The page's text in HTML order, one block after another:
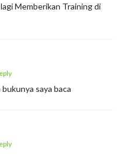
Memberikan Training di
saya baca